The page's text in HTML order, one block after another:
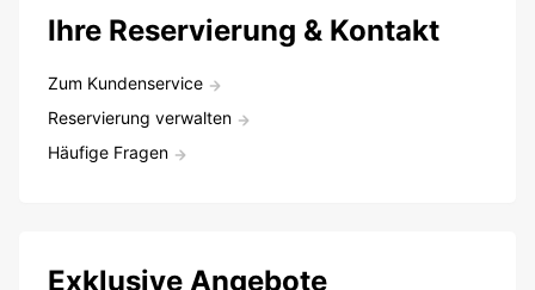
Ihre Reservierung & Kontakt
Zum Kundenservice
Reservierung verwalten
Häufige Fragen
Exklusive Angebote